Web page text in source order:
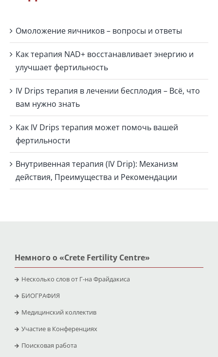
Омоложение яичников – вопросы и ответы
Как терапия NAD+ восстанавливает энергию и
улучшает фертильность
IV Drips терапия в лечении бесплодия – Всё, что
вам нужно знать
Как IV Drips терапия может помочь вашей
фертильности
Внутривенная терапия (IV Drip): Механизм
действия, Преимущества и Рекомендации
Немного о «Crete Fertility Centre»
Несколько слов от Г-на Фрайдакиса
БИОГРАФИЯ
Медицинский коллектив
Участие в Конференциях
Поисковая работа